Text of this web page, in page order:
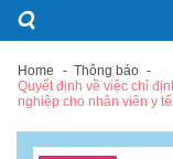
Skip
navigation
Skip
content
Home
Thông báo
Quyết định về việc chỉ
nghiệp cho nhân viên y tế